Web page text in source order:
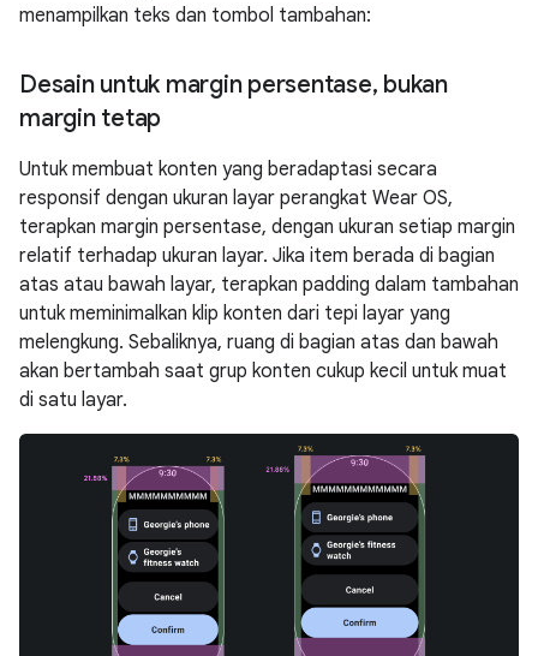
menampilkan teks dan tombol tambahan:
Desain untuk margin persentase, bukan
margin tetap
Untuk membuat konten yang beradaptasi secara
responsif dengan ukuran layar perangkat Wear OS,
terapkan margin persentase, dengan ukuran setiap margin
relatif terhadap ukuran layar. Jika item berada di bagian
atas atau bawah layar, terapkan padding dalam tambahan
untuk meminimalkan klip konten dari tepi layar yang
melengkung. Sebaliknya, ruang di bagian atas dan bawah
akan bertambah saat grup konten cukup kecil untuk muat
di satu layar.